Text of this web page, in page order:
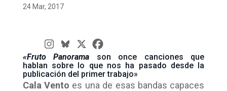
24 Mar, 2017
«Fruto Panorama son once canciones que
hablan sobre lo que nos ha pasado desde la
publicación del primer trabajo»
Cala Vento es una de esas bandas capaces